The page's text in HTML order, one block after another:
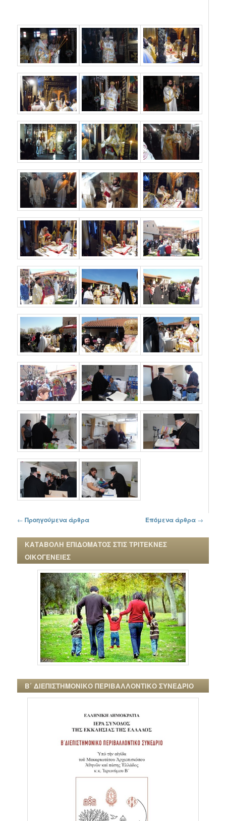
Πλοήγηση στα άρθρα
← Προηγούμενα άρθρα Επόμενα άρθρα →
ΚΑΤΑΒΟΛΗ ΕΠΙΔΟΜΑΤΟΣ ΣΤΙΣ ΤΡΙΤΕΚΝΕΣ
ΟΙΚΟΓΕΝΕΙΕΣ
Β΄ ΔΙΕΠΙΣΤΗΜΟΝΙΚΟ ΠΕΡΙΒΑΛΛΟΝΤΙΚΟ ΣΥΝΕΔΡΙΟ